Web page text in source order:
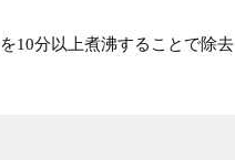
10分以上煮沸することで除去